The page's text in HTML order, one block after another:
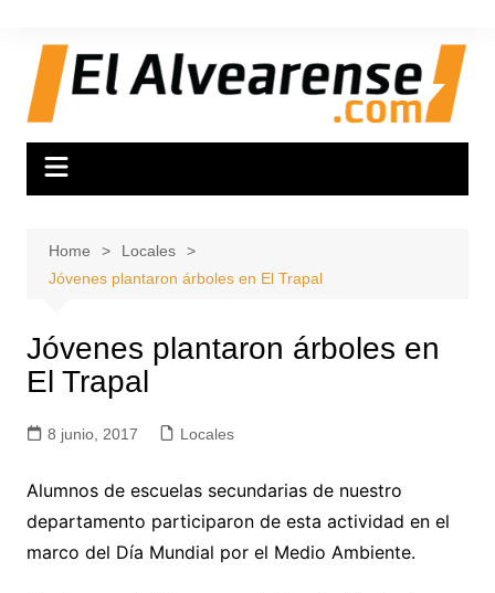
content
Home
Locales
Jóvenes plantaron árboles en El Trapal
Jóvenes plantaron árboles en
El Trapal
8 junio, 2017 Locales
Alumnos de escuelas secundarias de nuestro
departamento participaron de esta actividad en el
marco del Día Mundial por el Medio Ambiente.